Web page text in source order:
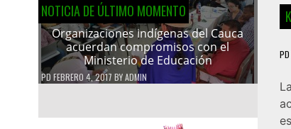
NOTICIA DE ÚLTIMO MOMENTO
Organizaciones indígenas del Cauca
acuerdan compromisos con el
Ministerio de Educación
PD FEBRERO 4, 2017 BYADMIN
PD